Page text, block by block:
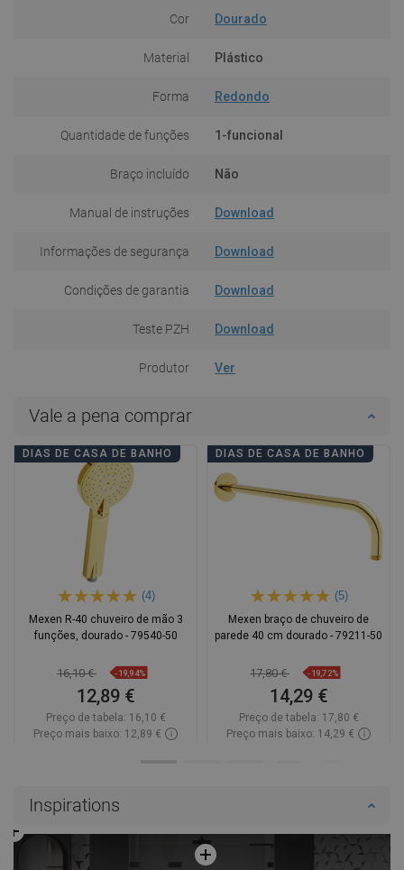
Cor Dourado
Material Plástico
Forma Redondo
Quantidade de funções 1-funcional
Braço incluído Não
Manual de instruções Download
Informações de segurança Download
Condições de garantia Download
Teste PZH Download
Produtor Ver
Vale a pena comprar
DIAS DE CASA DE BANHO
(4)
Mexen R-40 chuveiro de mão 3
funções, dourado - 79540-50
16,10 € -19,94%
12,89 €
Preço de tabela: 16,10 €
Preço mais baixo: 12,89 €
DIAS DE CASA DE BANHO
(5)
Mexen braço de chuveiro de
parede 40 cm dourado - 79211-50
17,80 € -19,72%
14,29 €
Preço de tabela: 17,80 €
Preço mais baixo: 14,29 €
Inspirations